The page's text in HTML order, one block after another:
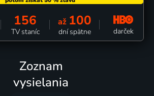
156
TV staníc
až 100
dní spätne darček
Zoznam
vysielania